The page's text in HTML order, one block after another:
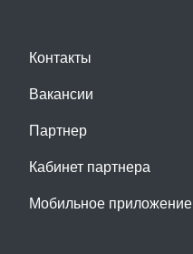
Контакты
Вакансии
Партнер
Кабинет партнера
Мобильное приложение